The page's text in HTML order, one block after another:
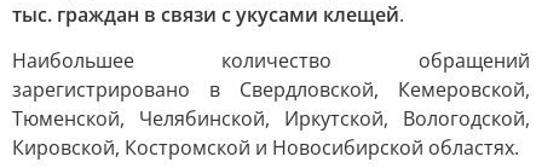
тыс. граждан в связи с укусами клещей.
Наибольшее количество обращений
зарегистрировано в Свердловской, Кемеровской,
Тюменской, Челябинской, Иркутской, Вологодской,
Кировской, Костромской и Новосибирской областях.